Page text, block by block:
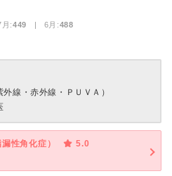
:449 | 6月:488
線・赤外線・ＰＵＶＡ）
性角化症）
5.0